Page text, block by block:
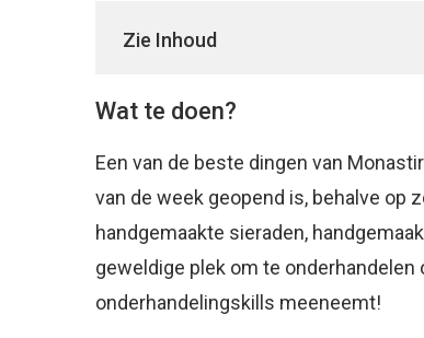
Zie Inhoud
Wat te doen?
Een van de beste dingen van
van de week geopend is, behalve op
handgemaakte sieraden,
geweldige plek om te
onderhandelingskills meeneemt!